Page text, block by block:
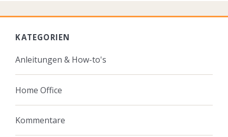
KATEGORIEN
Anleitungen & How-to's
Home Office
Kommentare